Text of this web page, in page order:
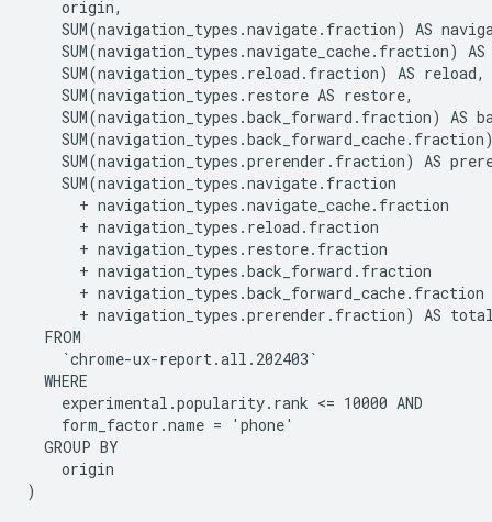
    origin,
SUM(navigation_types.navigate.fraction) AS
SUM(navigation_types.navigate_cache.fraction) AS
    SUM(navigation_types.reload.fraction) AS reload,
    SUM(navigation_types.restore AS restore,
SUM(navigation_types.back_forward.fraction) AS
SUM(navigation_types.prerender.fraction) AS
    SUM(navigation_types.navigate.fraction
      + navigation_types.navigate_cache.fraction
      + navigation_types.reload.fraction
      + navigation_types.restore.fraction
      + navigation_types.back_forward.fraction
      + navigation_types.back_forward_cache.fraction
+ navigation_types.prerender.fraction) AS
  FROM
    `chrome-ux-report.all.202403`
  WHERE
    experimental.popularity.rank <= 10000 AND
    form_factor.name = 'phone'
  GROUP BY
    origin
)